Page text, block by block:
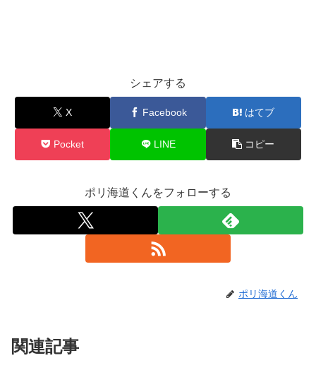
シェアする
X Facebook はてブ
Pocket LINE コピー
ポリ海道くんをフォローする
ポリ海道くん
関連記事